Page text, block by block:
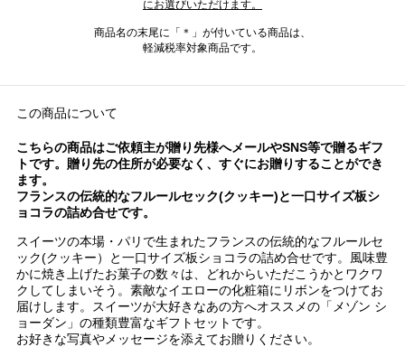
にお選びいただけます。
商品名の末尾に「＊」が付いている商品は、
軽減税率対象商品です。
この商品について
こちらの商品はご依頼主が贈り先様へメールやSNS等で贈るギフ
トです。贈り先の住所が必要なく、すぐにお贈りすることができ
ます。
フランスの伝統的なフルールセック(クッキー)と一口サイズ板シ
ョコラの詰め合せです。
スイーツの本場・パリで生まれたフランスの伝統的なフルールセ
ック(クッキー）と一口サイズ板ショコラの詰め合せです。風味豊
かに焼き上げたお菓子の数々は、どれからいただこうかとワクワ
クしてしまいそう。素敵なイエローの化粧箱にリボンをつけてお
届けします。スイーツが大好きなあの方へオススメの「メゾン シ
ョーダン」の種類豊富なギフトセットです。
お好きな写真やメッセージを添えてお贈りください。